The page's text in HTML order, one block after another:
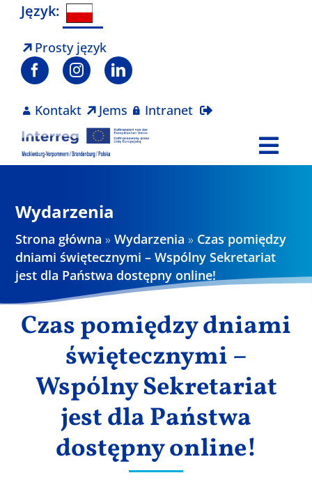
Skip
content
Język:
Prosty język
Kontakt Jems Intranet
Projekty
Aktualności
Wyniki
Wydarzenia
Strona główna »Wydarzenia » Czas pomiędzy
dniami świętecznymi – Wspólny Sekretariat
jest dla Państwa dostępny online!
Czas pomiędzy dniami
świętecznymi –
Wspólny Sekretariat
jest dla Państwa
dostępny online!